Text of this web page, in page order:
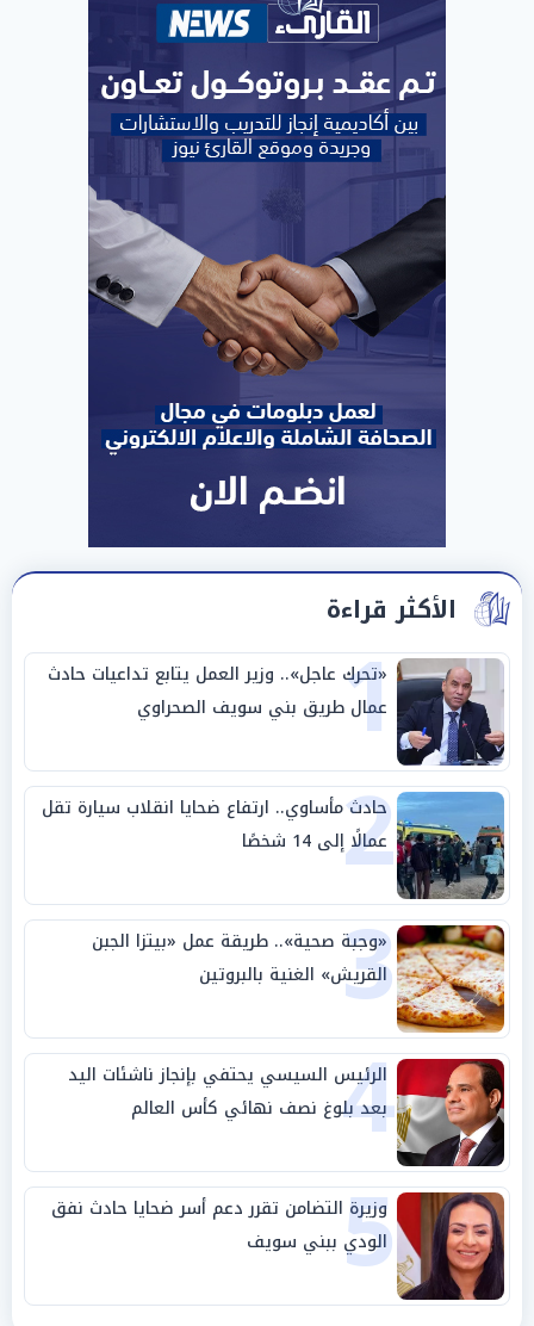
الأكثر قراءة
1
«تحرك عاجل».. وزير العمل يتابع تداعيات حادث
عمال طريق بني سويف الصحراوي
2
حادث مأساوي.. ارتفاع ضحايا انقلاب سيارة تقل
عمالًا إلى 14 شخصًا
3
«وجبة صحية».. طريقة عمل «بيتزا الجبن
القريش» الغنية بالبروتين
4
الرئيس السيسي يحتفي بإنجاز ناشئات اليد
بعد بلوغ نصف نهائي كأس العالم
5
وزيرة التضامن تقرر دعم أسر ضحايا حادث نفق
الودي ببني سويف